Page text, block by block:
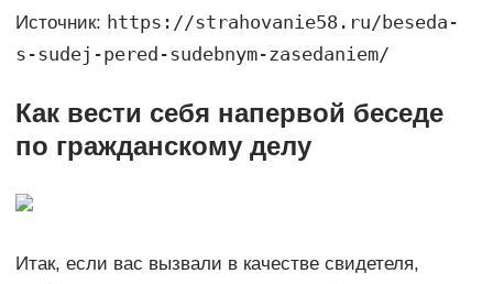
Источник: https://strahovanie58.ru/beseda-
s-sudej-pered-sudebnym-zasedaniem/
Как вести себя напервой беседе
по гражданскому делу
Итак, если вас вызвали в качестве свидетеля,